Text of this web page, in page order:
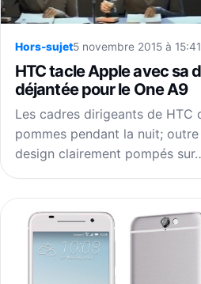
Hors-sujet5 novembre 2015 à 15:41
HTC tacle Apple avec sa
déjantée pour le One A9
Les cadres dirigeants de HTC
pommes pendant la nuit;
design clairement pompés